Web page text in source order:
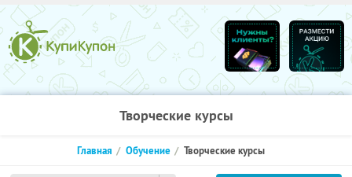
Творческие курсы
Главная Обучение Творческие курсы